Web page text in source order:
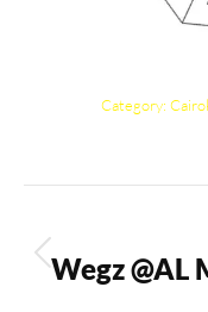
Category:
Wegz @AL